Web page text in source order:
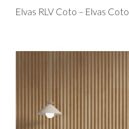
Elvas RLV Coto – Elvas Coto